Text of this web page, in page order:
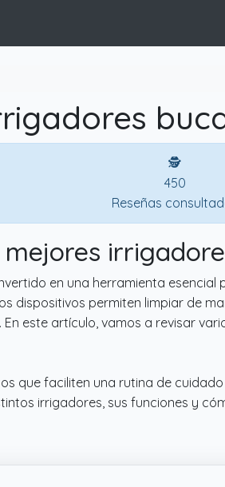
🕵
450
Reseñas
mejores
en una herramienta
dispositivos permiten limpiar de
este artículo, vamos a revisar
que faciliten una rutina de
irrigadores, sus funciones y